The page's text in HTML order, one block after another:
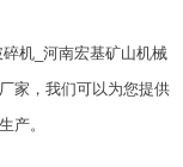
机_河南宏基矿山机械
家，我们可以为您提供
产。